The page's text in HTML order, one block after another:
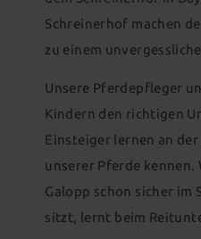
Urlaub mit Oma & Opa
Wissenswertes
All-inclusive Premium
Gutscheine schenken
Zimmer aussuchen &
Kinderwelt
Kinder 1&1
Familienwelt
Wohnen als Familie
Outdoor Erlebniswelt
Babyschwimmbecken
Outdoor
Aussenpool Natursee
Saunen Ruhe &
Adults only - Infinity-Pool
Spa-Anwendungen
Für Kids & Teens
Peelings, Packungen & Bäder
Wellnesspakete Schöne
Schreinerhof machen
zu einem
Unsere Pferdepfleger
Kindern den richtigen
Einsteiger lernen an
unserer Pferde kennen.
Galopp schon sicher im
sitzt, lernt beim